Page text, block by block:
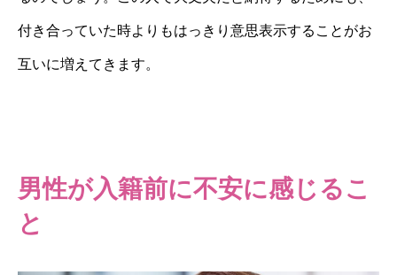
付き合っていた時よりもはっきり意思表示することがお
互いに増えてきます。
男性が入籍前に不安に感じるこ
と